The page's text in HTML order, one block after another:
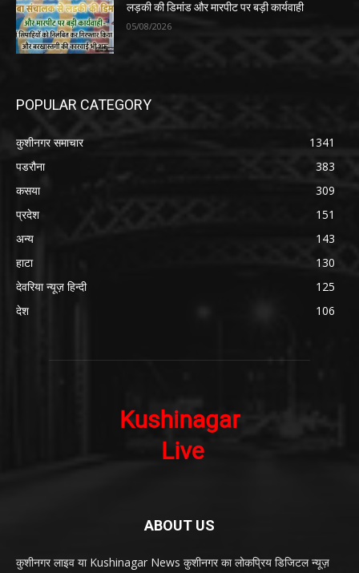
लड़की की डिमांड और मारपीट पर बड़ी कार्यवाही
05/08/2026
POPULAR CATEGORY
कुशीनगर समाचार
1341
पडरौना
383
कसया
309
प्रदेश
151
अन्य
143
हाटा
130
देवरिया न्यूज़ हिन्दी
125
देश
106
ABOUT US
कुशीनगर लाइव या Kushinagar News कुशीनगर का लोकप्रिय डिजिटल न्यूज़